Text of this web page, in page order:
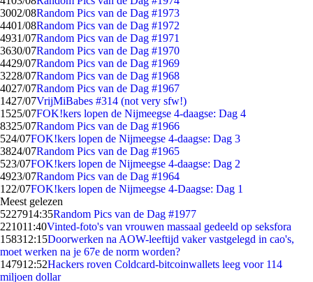
3002/08Random Pics van de Dag #1973
4401/08Random Pics van de Dag #1972
4931/07Random Pics van de Dag #1971
3630/07Random Pics van de Dag #1970
4429/07Random Pics van de Dag #1969
3228/07Random Pics van de Dag #1968
4027/07Random Pics van de Dag #1967
1427/07VrijMiBabes #314 (not very sfw!)
1525/07FOK!kers lopen de Nijmeegse 4-daagse: Dag 4
8325/07Random Pics van de Dag #1966
524/07FOK!kers lopen de Nijmeegse 4-daagse: Dag 3
3824/07Random Pics van de Dag #1965
523/07FOK!kers lopen de Nijmeegse 4-daagse: Dag 2
4923/07Random Pics van de Dag #1964
1 22/07FOK!kers lopen de Nijmeegse 4-Daagse: Dag 1
Meest gelezen
5227914:35Random Pics van de Dag #1977
221011:40Vinted-foto's van vrouwen massaal gedeeld op seksfora
158312:15Doorwerken na AOW-leeftijd vaker vastgelegd in cao's,
moet werken na je 67e de norm worden?
147912:52Hackers roven Coldcard-bitcoinwallets leeg voor 114
miljoen dollar